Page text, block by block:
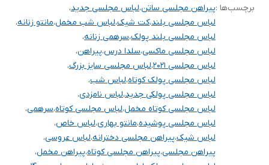
برچسب‌ها :پیراهن مجلسی ساتن،لباس مجلسی جدید،
لباس مجلسی بلند،کت شیک،لباس شب مخمل،مانتو زنانه،
لباس مجلسی بلند پولک،سرهمی زنانه،
لباس مجلسی ماکسی،سلدا درس،پیراهن،
لباس مجلسی ۲۰۲۱
،لباس مجلسی سایز بزرگ،
لباس مجلسی پولک کوتاه،لباس شب،
لباس مجلسی پولکی جدید،لباس نامزدی،
لباس مجلسی کوتاه مخمل،لباس مجلسی کوتاه،سرهمی،
لباس مجلسی پوشیده،مانتو بهاری،لباس خاص،
لباس شیک،پیراهن مجلسی دخترانه،لباس عروسی،
پیراهن مجلسی،پیراهن مجلسی کوتاه،پیراهن مخمل،